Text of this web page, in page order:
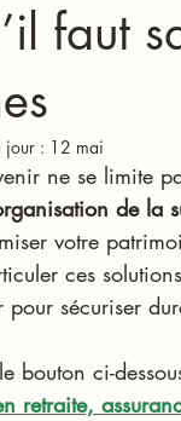
faut
jour : 12 mai
ne se limite
de la
votre
ces
pour sécuriser
bouton ci-
retraite,